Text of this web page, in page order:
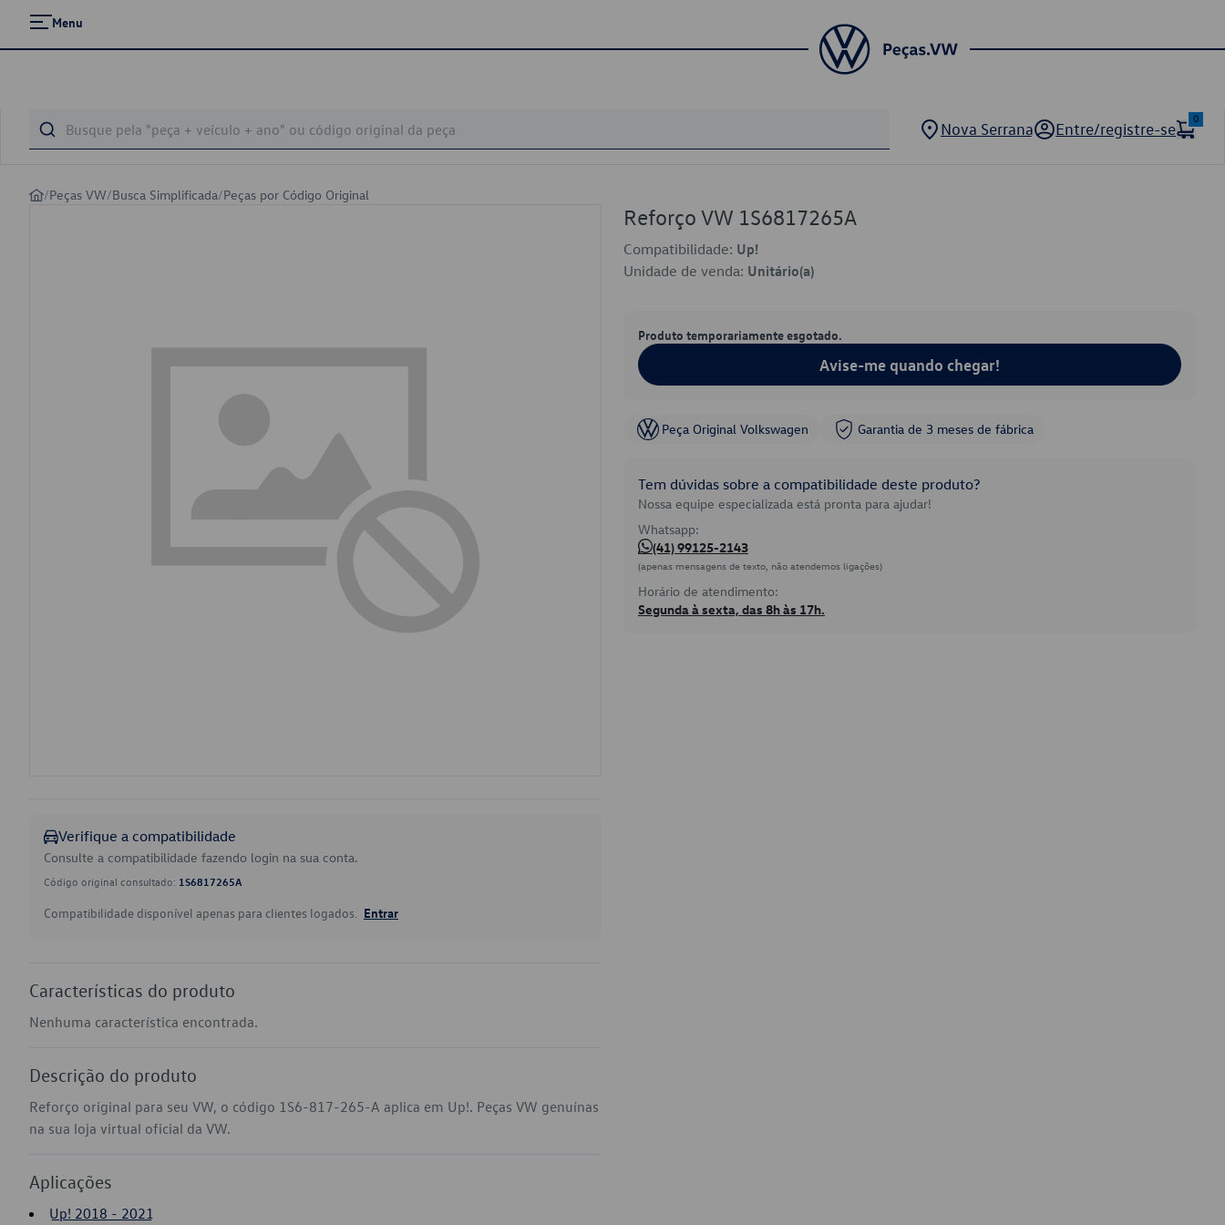
Menu
Nova Serrana Entre/registre-se
0
/Peças VW/Busca Simplificada/Peças por Código Original
Verifique a compatibilidade
Consulte a compatibilidade fazendo login na sua conta.
Código original consultado: 1S6817265A
Compatibilidade disponível apenas para clientes logados. Entrar
Características do produto
Nenhuma característica encontrada.
Descrição do produto
Reforço original para seu VW, o código 1S6-817-265-A aplica em Up!. Peças VW genuínas
na sua loja virtual oficial da VW.
Aplicações
Up! 2018 - 2021
Reforço VW 1S6817265A
Compatibilidade: Up!
Unidade de venda: Unitário(a)
Produto temporariamente esgotado.
Avise-me quando chegar!
Peça Original Volkswagen Garantia de 3 meses de fábrica
Tem dúvidas sobre a compatibilidade deste produto?
Nossa equipe especializada está pronta para ajudar!
Whatsapp:
(41) 99125-2143
(apenas mensagens de texto, não atendemos ligações)
Horário de atendimento:
Segunda à sexta, das 8h às 17h.